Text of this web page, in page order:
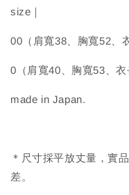
size｜
00（肩寬38、胸寬52、
0（肩寬40、胸寬53、衣
made in Japan.
＊尺寸採平放丈量，實
差。